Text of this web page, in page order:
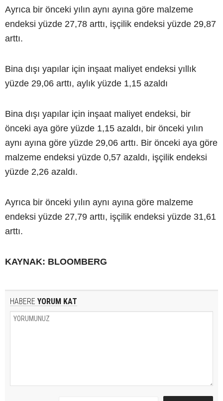
Ayrıca bir önceki yılın aynı ayına göre malzeme
endeksi yüzde 27,78 arttı, işçilik endeksi yüzde 29,87
arttı.
Bina dışı yapılar için inşaat maliyet endeksi yıllık
yüzde 29,06 arttı, aylık yüzde 1,15 azaldı
Bina dışı yapılar için inşaat maliyet endeksi, bir
önceki aya göre yüzde 1,15 azaldı, bir önceki yılın
aynı ayına göre yüzde 29,06 arttı. Bir önceki aya göre
malzeme endeksi yüzde 0,57 azaldı, işçilik endeksi
yüzde 2,26 azaldı.
Ayrıca bir önceki yılın aynı ayına göre malzeme
endeksi yüzde 27,79 arttı, işçilik endeksi yüzde 31,61
arttı.
KAYNAK: BLOOMBERG
HABERE YORUM KAT